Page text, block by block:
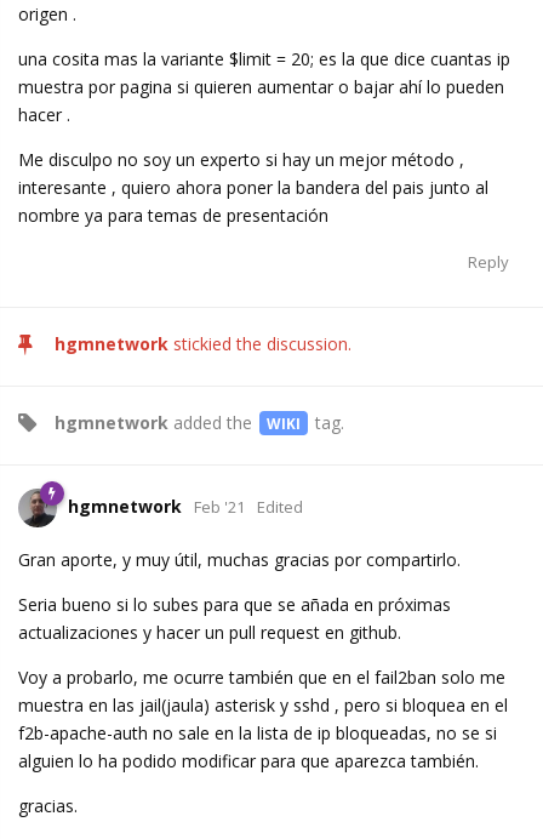
origen .
una cosita mas la variante $limit = 20; es la que dice cuantas ip
muestra por pagina si quieren aumentar o bajar ahí lo pueden
hacer .
Me disculpo no soy un experto si hay un mejor método ,
interesante , quiero ahora poner la bandera del pais junto al
nombre ya para temas de presentación
Reply
hgmnetwork stickied the discussion.
hgmnetwork added the WIKI tag.
hgmnetwork Feb '21 Edited
Gran aporte, y muy útil, muchas gracias por compartirlo.
Seria bueno si lo subes para que se añada en próximas
actualizaciones y hacer un pull request en github.
Voy a probarlo, me ocurre también que en el fail2ban solo me
muestra en las jail(jaula) asterisk y sshd , pero si bloquea en el
f2b-apache-auth no sale en la lista de ip bloqueadas, no se si
alguien lo ha podido modificar para que aparezca también.
gracias.